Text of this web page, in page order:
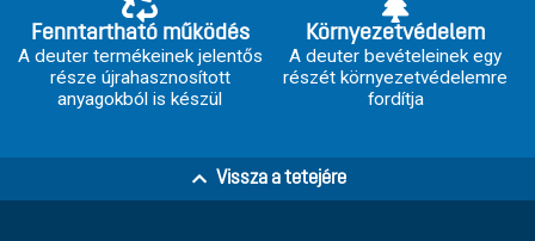
Fenntartható működés
A deuter termékeinek jelentős
része újrahasznosított
anyagokból is készül
Környezetvédelem
A deuter bevételeinek egy
részét környezetvédelemre
fordítja
Vissza a tetejére